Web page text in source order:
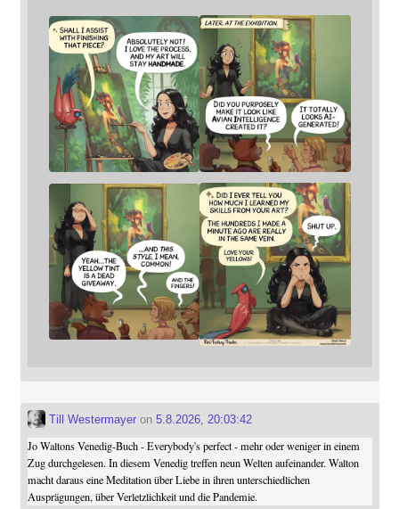
Till Westermayeron 5.8.2026, 20:03:42
Jo Waltons Venedig-Buch - Everybody's perfect - mehr oder weniger in einem
Zug durchgelesen. In diesem Venedig treffen neun Welten aufeinander. Walton
macht daraus eine Meditation über Liebe in ihren unterschiedlichen
Ausprägungen, über Verletzlichkeit und die Pandemie.